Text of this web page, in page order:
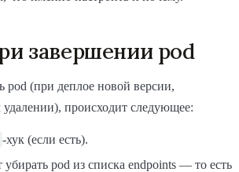
завершении pod
pod (при деплое новой версии,
происходит следующее:
-хук (если есть).
pod из списка endpoints — то есть